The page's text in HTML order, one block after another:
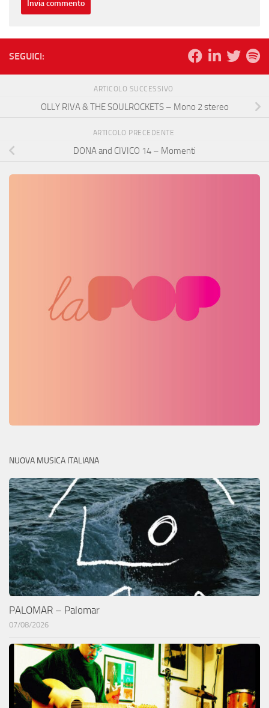
SEGUICI:
ARTICOLO SUCCESSIVO
OLLY RIVA & THE SOULROCKETS – Mono 2 stereo
ARTICOLO PRECEDENTE
DONA and CIVICO 14 – Momenti
NUOVA MUSICA ITALIANA
PALOMAR – Palomar
07/08/2026